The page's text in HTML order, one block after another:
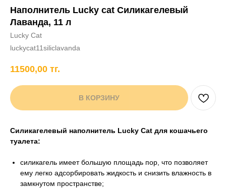
Хорькам
+7 706 407 30 81
Наполнитель Lucky cat Силикагелевый
Лаванда, 11 л
Lucky Cat
luckycat11siliclavanda
11500,00 тг.
В КОРЗИНУ
Силикагелевый наполнитель Lucky Cat для кошачьего
туалета:
силикагель имеет большую площадь пор, что позволяет
ему легко адсорбировать жидкость и снизить влажность в
замкнутом пространстве;